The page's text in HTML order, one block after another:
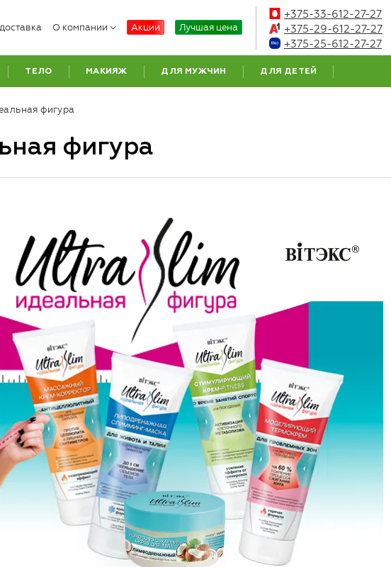
О компании Акции Лучшая цена
+375-33-612-27-27
+375-29-612-27-27
+375-25-612-27-27
ТЕЛО МАКИЯЖ ДЛЯ МУЖЧИН ДЛЯ ДЕТЕЙ
фигура
фигура